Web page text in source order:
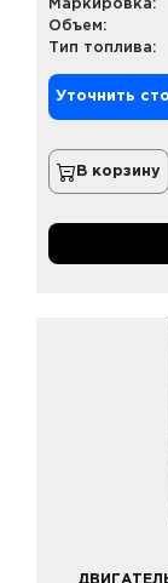
Маркировка:
Объем:
Тип топлива:
Уточнить
В корзину